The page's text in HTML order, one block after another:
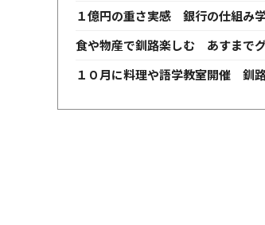
１億円の重さ実感 銀行の仕組み
食や物産で釧路楽しむ あすまで
１０月に料理や語学教室開催 釧